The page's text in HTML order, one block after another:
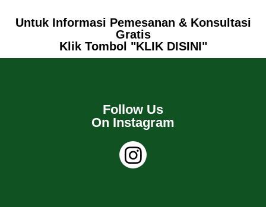
Untuk Informasi Pemesanan & Konsultasi
Gratis
Klik Tombol "KLIK DISINI"
Follow Us
On Instagram